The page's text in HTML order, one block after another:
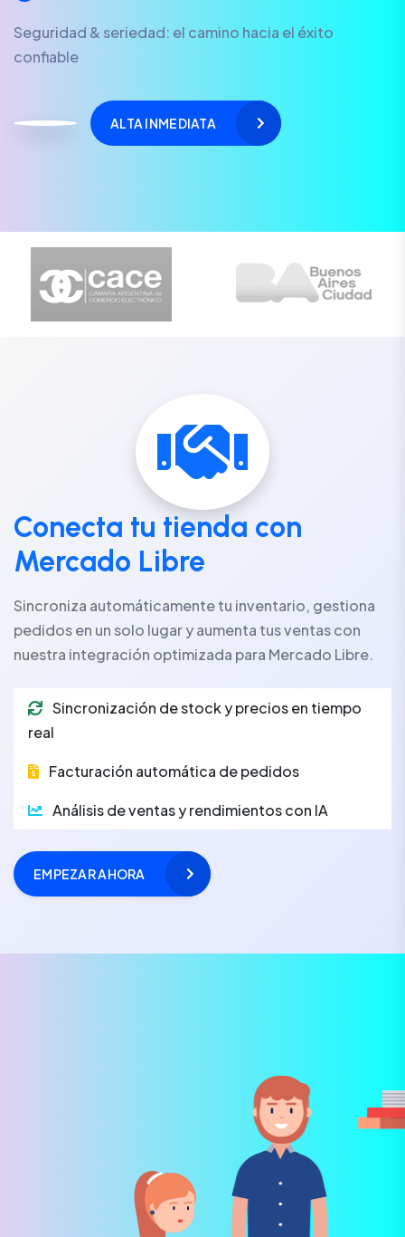
Seguridad & seriedad: el camino hacia el éxito
confiable
ALTA INMEDIATA
Conecta tu tienda con
Mercado Libre
Sincroniza automáticamente tu inventario, gestiona
pedidos en un solo lugar y aumenta tus ventas con
nuestra integración optimizada para Mercado Libre.
Sincronización de stock y precios en tiempo
real
Facturación automática de pedidos
Análisis de ventas y rendimientos con IA
EMPEZAR AHORA